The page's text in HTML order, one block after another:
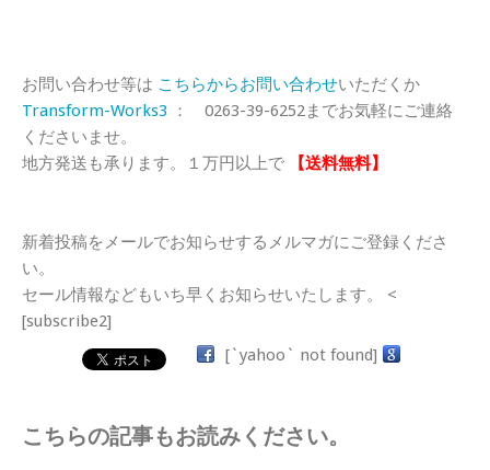
お問い合わせ等は こちらからお問い合わせいただくか
Transform-Works3 ： 0263-39-6252までお気軽にご連絡
くださいませ。
地方発送も承ります。１万円以上で
【送料無料】
新着投稿をメールでお知らせするメルマガにご登録くださ
い。
セール情報などもいち早くお知らせいたします。 <
[subscribe2]
[`yahoo` not found]
こちらの記事もお読みください。